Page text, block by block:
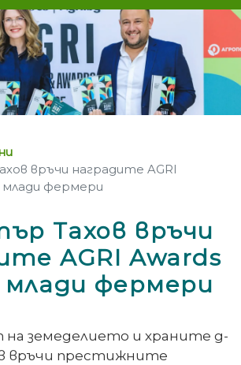
връчи наградите AGRI
млади фермери
Тахов връчи
AGRI Awards
млади фермери
земеделието и храните д-
връчи престижните